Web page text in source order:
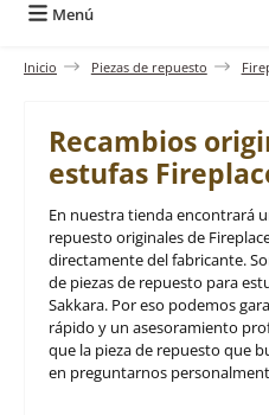
Menú
Inicio Piezas de repuesto
Recambios
estufas
En nuestra tienda encontrará
repuesto originales de
directamente del fabricante.
de piezas de repuesto para
Sakkara. Por eso podemos
rápido y un asesoramiento
que la pieza de repuesto que
en preguntarnos